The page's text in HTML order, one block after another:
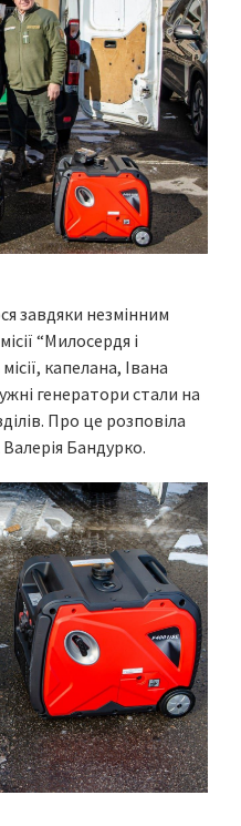
завдяки незмінним
“Милосердя і
капелана, Івана
генератори стали на
Про це розповіла
Бандурко.